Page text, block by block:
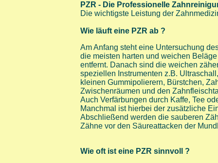
PZR - Die Professionelle
Die wichtigste Leistung der
Wie läuft eine PZR ab ?
Am Anfang steht eine Untersuchung
die meisten harten und weichen
entfernt. Danach sind die weichen
speziellen Instrumenten z.B.
kleinen Gummipolierern, Bürstchen,
Zwischenräumen und den
Auch Verfärbungen durch Kaffe, Tee
Manchmal ist hierbei der zusätzliche
Abschließend werden die sauberen
Zähne vor den Säureattacken der
Wie oft ist eine PZR sinnvoll ?